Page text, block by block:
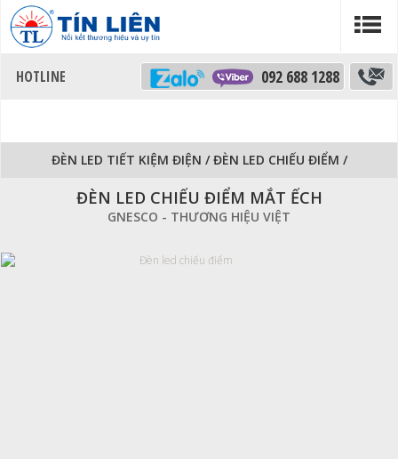
092 688 1288
ĐÈN LED TIẾT KIỆM ĐIỆN /ĐÈN LED CHIẾU ĐIỂM /
ĐÈN LED CHIẾU ĐIỂM MẮT ẾCH
GNESCO - THƯƠNG HIỆU VIỆT